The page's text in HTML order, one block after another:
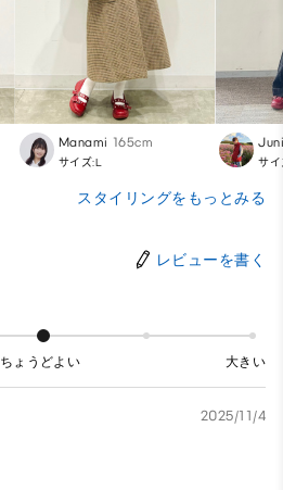
Manami 165cm
サイズ:L サ
スタイリングをもっとみる
レビューを書く
ちょうどよい 大きい
2025/11/4